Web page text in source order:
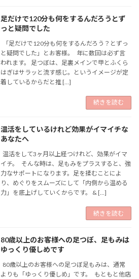
足だけで120分も何をするんだろうとず
っと疑問でした
「足だけで120分も何をするんだろう？とずっ
と疑問でした」とお客様。 年に数回は必ず言
われます。 足つぼは、足裏メインで甲とふくら
はぎはサラッと流す感じ。というイメージが定
着しているからだと推 […]
続きを読む
温活をしているけれど効果がイマイチな
あなたへ
温活をして3ヶ月以上経つけれど、効果がイマ
イチ。 そんな時は、足もみをプラスすると、強
力なサポートになります。足を揉むことによ
り、めぐりをスムーズにして「内側から温める
力」を底上げしていくからです。 & […]
続きを読む
80歳以上のお客様への足つぼ、足もみは
ゆっくり優しめです
80歳以上のお客様への足つぼ足もみは、通常
よりも「ゆっくり優しめ」です。 もともと他店